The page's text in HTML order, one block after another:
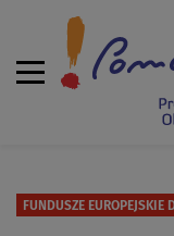
FUNDUSZE EUROPEJSKIE